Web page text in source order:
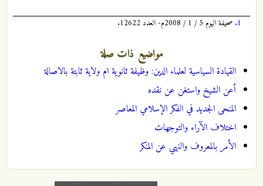
1. صحيفة اليوم 5 / 1 / 2008م- العدد 12622.
مواضيع ذات صلة
القيادة السياسية لعلماء الدين: وظيفة ثانوية ام ولاية ثابتة بالاصالة
أعن الشيخ واستغن عن نقده
المنحى الجديد في الفكر الإسلامي المعاصر
اختلاف الآراء والتوجهات
الأمر بالمعروف والنهي عن المنكر